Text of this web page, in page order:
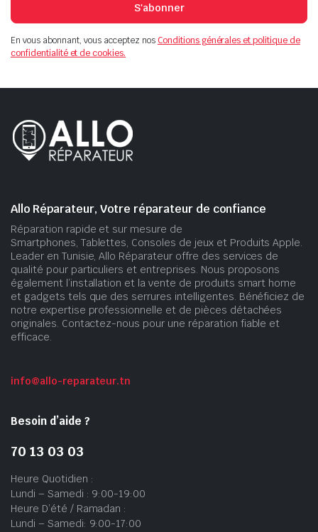
S'abonner
En vous abonnant, vous acceptez nosConditions générales et politique de
confidentialité et de cookies.
Allo Réparateur, Votre réparateur de confiance
Réparation rapide et sur mesure de
Smartphones, Tablettes, Consoles de jeux et Produits Apple.
Leader en Tunisie, Allo Réparateur offre des services de
qualité pour particuliers et entreprises. Nous proposons
également l’installation et la vente de produits smart home
et gadgets tels que des serrures intelligentes. Bénéficiez de
notre expertise professionnelle et de pièces détachées
originales. Contactez-nous pour une réparation fiable et
efficace.
info@allo-reparateur.tn
Besoin d’aide ?
70 13 03 03
Heure Quotidien :
Lundi – Samedi : 9:00-19:00
Heure D’été / Ramadan :
Lundi – Samedi: 9:00-17:00